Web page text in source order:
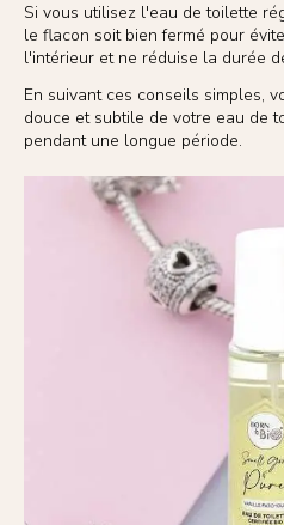
Si vous utilisez l'eau de toilette
le flacon soit bien fermé pour
l'intérieur et ne réduise la durée
En suivant ces conseils simples,
douce et subtile de votre eau de
pendant une longue période.